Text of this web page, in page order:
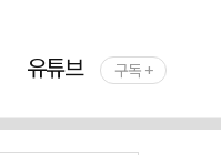
유튜브 구독 +